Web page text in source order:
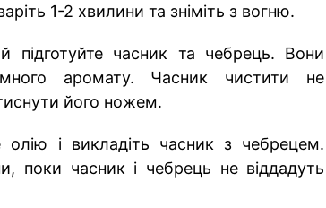
1-2 хвилини та зніміть з вогню.
підготуйте часник та чебрець. Вони
аромату. Часник чистити не
його ножем.
олію і викладіть часник з чебрецем.
поки часник і чебрець не віддадуть